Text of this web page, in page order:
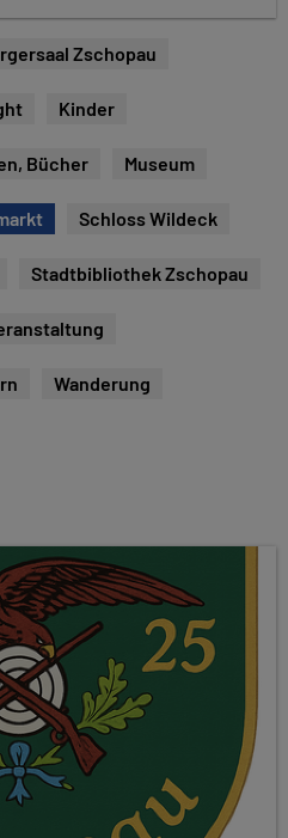
Zschopau
Kinder
Bücher Museum
Schloss Wildeck
Stadtbibliothek Zschopau
Wanderung